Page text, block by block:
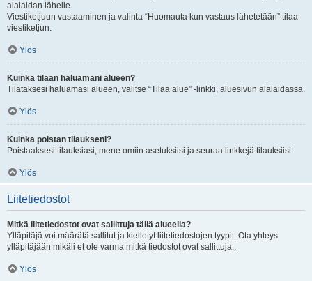
alalaidan lähelle.
Viestiketjuun vastaaminen ja valinta “Huomauta kun vastaus lähetetään” tilaa
viestiketjun.
Ylös
Kuinka tilaan haluamani alueen?
Tilataksesi haluamasi alueen, valitse “Tilaa alue” -linkki, aluesivun alalaidassa.
Ylös
Kuinka poistan tilaukseni?
Poistaaksesi tilauksiasi, mene omiin asetuksiisi ja seuraa linkkejä tilauksiisi.
Ylös
Liitetiedostot
Mitkä liitetiedostot ovat sallittuja tällä alueella?
Ylläpitäjä voi määrätä sallitut ja kielletyt liitetiedostojen tyypit. Ota yhteys
ylläpitäjään mikäli et ole varma mitkä tiedostot ovat sallittuja..
Ylös